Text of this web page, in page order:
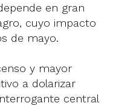
en gran
cuyo impacto
de mayo.
y mayor
a dolarizar
central